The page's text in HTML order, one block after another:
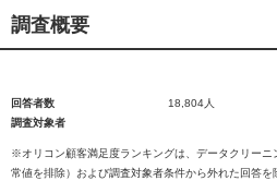
調査概要
回答者数
18,804人
調査対象者
※オリコン顧客満足度ランキングは、データクリー
常値を排除）および調査対象者条件から外れた回答を